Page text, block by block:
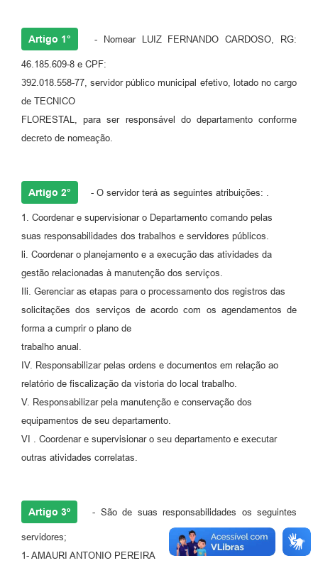
Artigo 1° - Nomear LUIZ FERNANDO CARDOSO, RG:
46.185.609-8 e CPF:
392.018.558-77, servidor público municipal efetivo, lotado no cargo
de TECNICO
FLORESTAL, para ser responsável do departamento conforme
decreto de nomeação.
Artigo 2° - O servidor terá as seguintes atribuições: .
1. Coordenar e supervisionar o Departamento comando pelas
suas responsabilidades dos trabalhos e servidores públicos.
li. Coordenar o planejamento e a execução das atividades da
gestão relacionadas à manutenção dos serviços.
Ili. Gerenciar as etapas para o processamento dos registros das
solicitações dos serviços de acordo com os agendamentos de
forma a cumprir o plano de
trabalho anual.
IV. Responsabilizar pelas ordens e documentos em relação ao
relatório de fiscalização da vistoria do local trabalho.
V. Responsabilizar pela manutenção e conservação dos
equipamentos de seu departamento.
VI . Coordenar e supervisionar o seu departamento e executar
outras atividades correlatas.
Artigo 3º - São de suas responsabilidades os seguintes
servidores;
1- AMAURI ANTONIO PEREIRA